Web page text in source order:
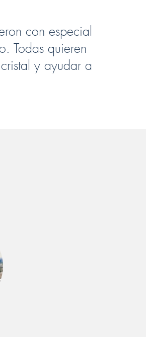
con especial
Todas quieren
y ayudar a